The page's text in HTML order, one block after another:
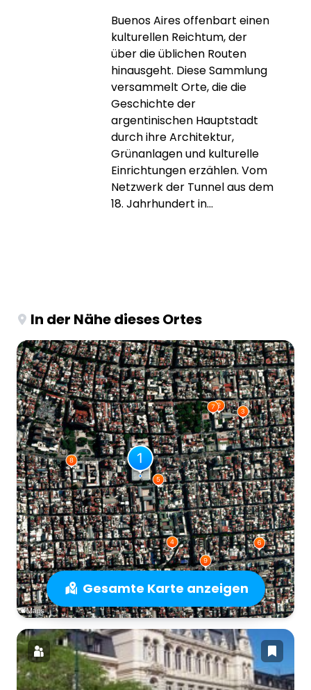
Buenos Aires offenbart einen
kulturellen Reichtum, der
über die üblichen Routen
hinausgeht. Diese Sammlung
versammelt Orte, die die
Geschichte der
argentinischen Hauptstadt
durch ihre Architektur,
Grünanlagen und kulturelle
Einrichtungen erzählen. Vom
Netzwerk der Tunnel aus dem
18. Jahrhundert in...
In der Nähe dieses Ortes
Gesamte Karte anzeigen